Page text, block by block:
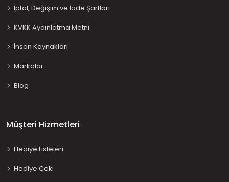
İptal, Değişim ve İade Şartları
KVKK Aydınlatma Metni
İnsan Kaynakları
Markalar
Blog
Müşteri Hizmetleri
Hediye Listeleri
Hediye Çeki